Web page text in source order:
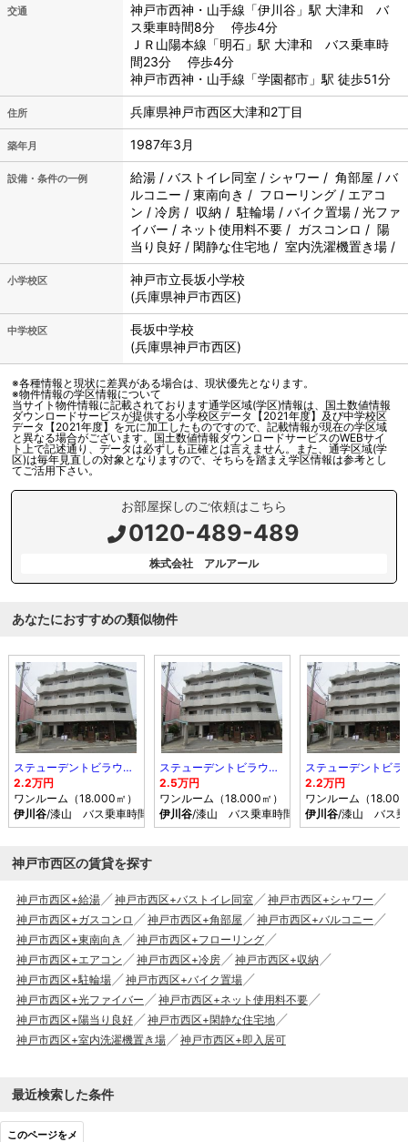
交通
神戸市西神・山手線「伊川谷」駅 大津和 バ
ス乗車時間8分 停歩4分
ＪＲ山陽本線「明石」駅 大津和 バス乗車時
間23分 停歩4分
神戸市西神・山手線「学園都市」駅 徒歩51分
住所 兵庫県神戸市西区大津和2丁目
築年月 1987年3月
設備・条件の一例
給湯 / バストイレ同室 / シャワー / 角部屋 / バ
ルコニー / 東南向き / フローリング / エアコ
ン / 冷房 / 収納 / 駐輪場 / バイク置場 / 光ファ
イバー / ネット使用料不要 / ガスコンロ / 陽
当り良好 / 閑静な住宅地 / 室内洗濯機置き場 /
小学校区 神戸市立長坂小学校
(兵庫県神戸市西区)
中学校区
長坂中学校
(兵庫県神戸市西区)
※各種情報と現状に差異がある場合は、現状優先となります。
※物件情報の学区情報について
当サイト物件情報に記載されております通学区域(学区)情報は、国土数値情報
ダウンロードサービスが提供する小学校区データ【2021年度】及び中学校区
データ【2021年度】を元に加工したものですので、記載情報が現在の学区域
と異なる場合がございます。国土数値情報ダウンロードサービスのWEBサイ
ト上で記述通り、データは必ずしも正確とは言えません。また、通学区域(学
区)は毎年見直しの対象となりますので、そちらを踏まえ学区情報は参考とし
てご活用下さい。
お部屋探しのご依頼はこちら
0120-489-489
株式会社 アルアール
あなたにおすすめの類似物件
ステューデントビラウィング
2.2万円
ワンルーム（18.000㎡）
伊川谷/漆山 バス乗車時間14分 停歩3分
ステューデントビラウィング
2.5万円
ワンルーム（18.000㎡）
伊川谷/漆山 バス乗車時間8分 停歩1分
2.2万円
ワンルーム（
伊川谷/漆山 バス
神戸市西区の賃貸を探す
神戸市西区+給湯 神戸市西区+バストイレ同室
神戸市西区+シャワー
神戸市西区+ガスコンロ
神戸市西区+角部屋
神戸市西区+バルコニー
神戸市西区+東南向き
神戸市西区+フローリング
神戸市西区+エアコン
神戸市西区+冷房
神戸市西区+収納
神戸市西区+駐輪場
神戸市西区+バイク置場
神戸市西区+光ファイバー
神戸市西区+ネット使用料不要
神戸市西区+陽当り良好
神戸市西区+閑静な住宅地
神戸市西区+室内洗濯機置き場
神戸市西区+即入居可
最近検索した条件
このページをメ